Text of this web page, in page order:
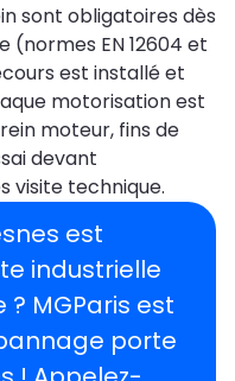
sont obligatoires dès
EN 12604 et
est installé et
motorisation est
moteur, fins de
devant
visite technique.
est
industrielle
MGParis est
porte